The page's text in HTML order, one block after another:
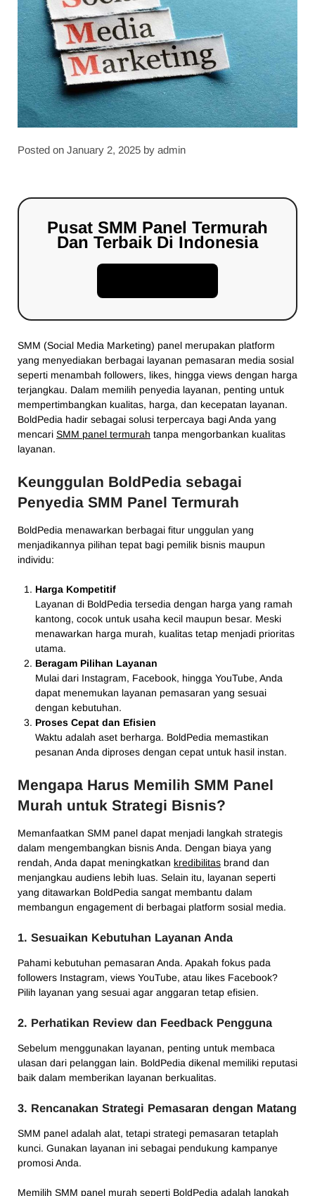
Posted on January 2, 2025 by admin
Pusat SMM Panel Termurah
Dan Terbaik Di Indonesia
SMM (Social Media Marketing) panel merupakan platform
yang menyediakan berbagai layanan pemasaran media sosial
seperti menambah followers, likes, hingga views dengan harga
terjangkau. Dalam memilih penyedia layanan, penting untuk
mempertimbangkan kualitas, harga, dan kecepatan layanan.
BoldPedia hadir sebagai solusi terpercaya bagi Anda yang
mencari SMM panel termurah tanpa mengorbankan kualitas
layanan.
Keunggulan BoldPedia sebagai
Penyedia SMM Panel Termurah
BoldPedia menawarkan berbagai fitur unggulan yang
menjadikannya pilihan tepat bagi pemilik bisnis maupun
individu:
Harga Kompetitif
Layanan di BoldPedia tersedia dengan harga yang ramah
kantong, cocok untuk usaha kecil maupun besar. Meski
menawarkan harga murah, kualitas tetap menjadi prioritas
utama.
Beragam Pilihan Layanan
Mulai dari Instagram, Facebook, hingga YouTube, Anda
dapat menemukan layanan pemasaran yang sesuai
dengan kebutuhan.
Proses Cepat dan Efisien
Waktu adalah aset berharga. BoldPedia memastikan
pesanan Anda diproses dengan cepat untuk hasil instan.
Mengapa Harus Memilih SMM Panel
Murah untuk Strategi Bisnis?
Memanfaatkan SMM panel dapat menjadi langkah strategis
dalam mengembangkan bisnis Anda. Dengan biaya yang
rendah, Anda dapat meningkatkan kredibilitas brand dan
menjangkau audiens lebih luas. Selain itu, layanan seperti
yang ditawarkan BoldPedia sangat membantu dalam
membangun engagement di berbagai platform sosial media.
1. Sesuaikan Kebutuhan Layanan Anda
Pahami kebutuhan pemasaran Anda. Apakah fokus pada
followers Instagram, views YouTube, atau likes Facebook?
Pilih layanan yang sesuai agar anggaran tetap efisien.
2. Perhatikan Review dan Feedback Pengguna
Sebelum menggunakan layanan, penting untuk membaca
ulasan dari pelanggan lain. BoldPedia dikenal memiliki reputasi
baik dalam memberikan layanan berkualitas.
3. Rencanakan Strategi Pemasaran dengan Matang
SMM panel adalah alat, tetapi strategi pemasaran tetaplah
kunci. Gunakan layanan ini sebagai pendukung kampanye
promosi Anda.
Memilih SMM panel murah seperti BoldPedia adalah langkah